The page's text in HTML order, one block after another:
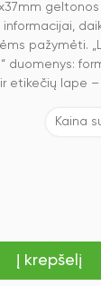
pažymėti.
duomenys:
etikečių lape –
Kaina
Į krepšelį